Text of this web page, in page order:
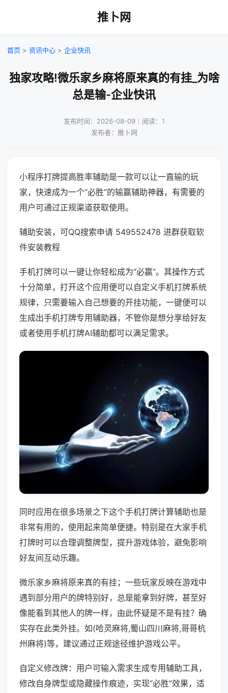
推卜网
首页 > 资讯中心 > 企业快讯
独家攻略!微乐家乡麻将原来真的有挂_为啥
总是输-企业快讯
发布时间：2026-08-09｜阅读：1
发布者：推卜网
小程序打牌提高胜率辅助是一款可以让一直输的玩
家，快速成为一个“必胜”的输赢辅助神器，有需要的
用户可通过正规渠道获取使用。
辅助安装，可QQ搜索申请 549552478 进群获取软
件安装教程
手机打牌可以一键让你轻松成为“必赢”。其操作方式
十分简单，打开这个应用便可以自定义手机打牌系统
规律，只需要输入自己想要的开挂功能，一键便可以
生成出手机打牌专用辅助器，不管你是想分享给好友
或者使用手机打牌AI辅助都可以满足需求。
同时应用在很多场景之下这个手机打牌计算辅助也是
非常有用的，使用起来简单便捷。特别是在大家手机
打牌时可以合理调整牌型，提升游戏体验，避免影响
好友间互动乐趣。
微乐家乡麻将原来真的有挂；一些玩家反映在游戏中
遇到部分用户的牌特别好，总是能拿到好牌，甚至好
像能看到其他人的牌一样，由此怀疑是不是有挂？确
实存在此类外挂。如(哈灵麻将,蜀山四川麻将,哥哥杭
州麻将)等，建议通过正规途径维护游戏公平。
自定义修改牌：用户可输入需求生成专用辅助工具，
修改自身牌型或隐藏操作痕迹，实现“必胜”效果，适